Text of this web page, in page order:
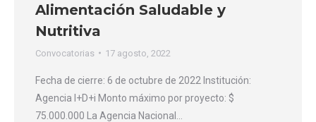
Alimentación Saludable y
Nutritiva
Convocatorias 17 agosto, 2022
Fecha de cierre: 6 de octubre de 2022 Institución:
Agencia I+D+i Monto máximo por proyecto: $
75.000.000 La Agencia Nacional…